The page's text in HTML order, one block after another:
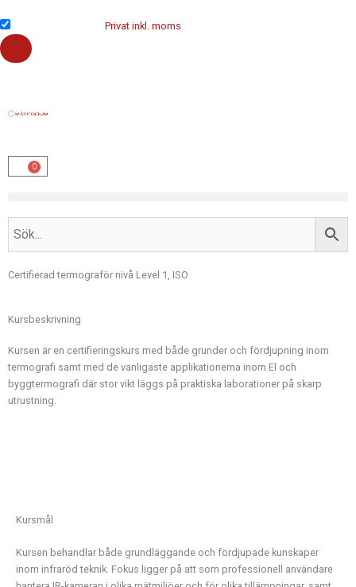
till
innehåll
Privat inkl. moms
0
Varukorg
Certifierad termograför nivå Level 1, ISO
Kursbeskrivning
Kursen är en certifieringskurs med både grunder och fördjupning inom
termografi samt med de vanligaste applikationerna inom El och
byggtermografi där stor vikt läggs på praktiska laborationer på skarp
utrustning.
Kursmål
Kursen behandlar både grundläggande och fördjupade kunskaper
inom infraröd teknik. Fokus ligger på att som professionell användare